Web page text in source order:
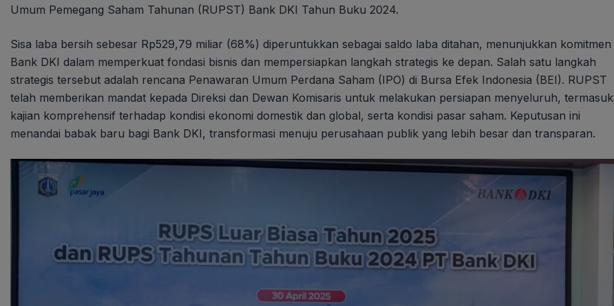
Umum Pemegang Saham Tahunan (RUPST) Bank DKI Tahun Buku 2024.
Sisa laba bersih sebesar Rp529,79 miliar (68%) diperuntukkan sebagai saldo laba ditahan, menunjukkan komitmen
Bank DKI dalam memperkuat fondasi bisnis dan mempersiapkan langkah strategis ke depan. Salah satu langkah
strategis tersebut adalah rencana Penawaran Umum Perdana Saham (IPO) di Bursa Efek Indonesia (BEI). RUPST
telah memberikan mandat kepada Direksi dan Dewan Komisaris untuk melakukan persiapan menyeluruh, termasuk
kajian komprehensif terhadap kondisi ekonomi domestik dan global, serta kondisi pasar saham. Keputusan ini
menandai babak baru bagi Bank DKI, transformasi menuju perusahaan publik yang lebih besar dan transparan.